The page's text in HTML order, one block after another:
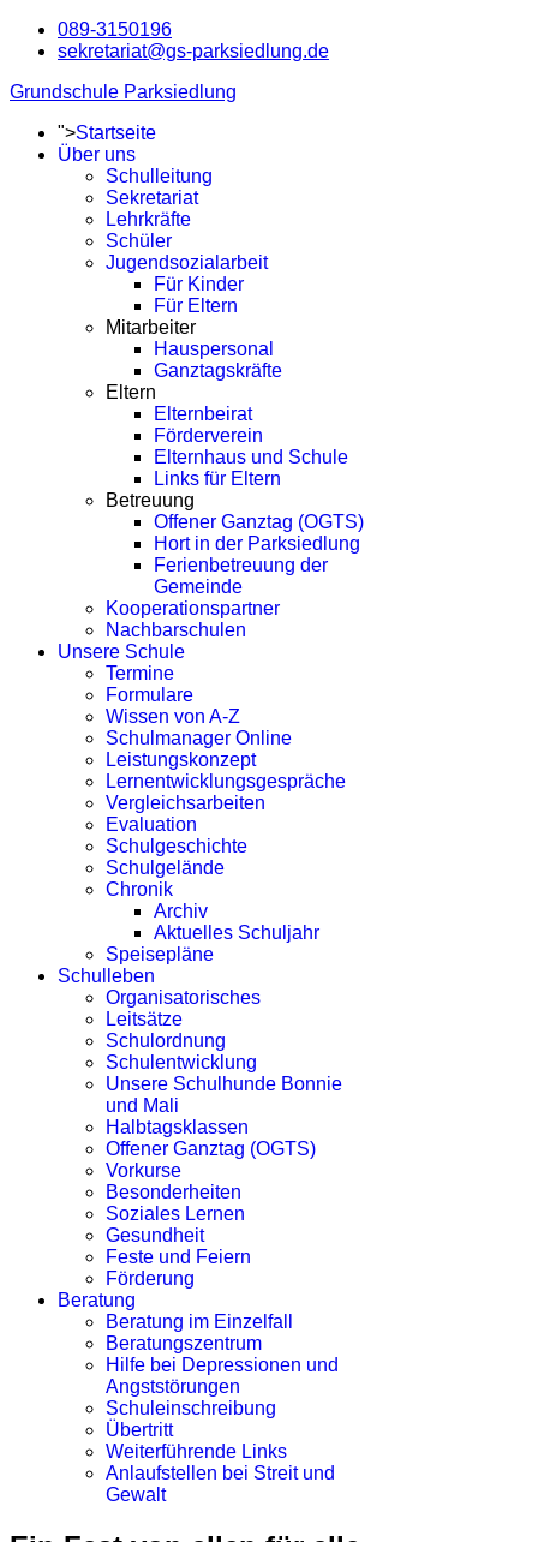
089-3150196
sekretariat@gs-parksiedlung.de
Grundschule Parksiedlung
">Startseite
Über uns
Schulleitung
Sekretariat
Lehrkräfte
Schüler
Jugendsozialarbeit
Für Kinder
Für Eltern
Mitarbeiter
Hauspersonal
Ganztagskräfte
Eltern
Elternbeirat
Förderverein
Elternhaus und Schule
Links für Eltern
Betreuung
Offener Ganztag (OGTS)
Hort in der Parksiedlung
Ferienbetreuung der
Gemeinde
Kooperationspartner
Nachbarschulen
Unsere Schule
Termine
Formulare
Wissen von A-Z
Schulmanager Online
Leistungskonzept
Lernentwicklungsgespräche
Vergleichsarbeiten
Evaluation
Schulgeschichte
Schulgelände
Chronik
Archiv
Aktuelles Schuljahr
Speisepläne
Schulleben
Organisatorisches
Leitsätze
Schulordnung
Schulentwicklung
Unsere Schulhunde Bonnie
und Mali
Halbtagsklassen
Offener Ganztag (OGTS)
Vorkurse
Besonderheiten
Soziales Lernen
Gesundheit
Feste und Feiern
Förderung
Beratung
Beratung im Einzelfall
Beratungszentrum
Hilfe bei Depressionen und
Angststörungen
Schuleinschreibung
Übertritt
Weiterführende Links
Anlaufstellen bei Streit und
Gewalt